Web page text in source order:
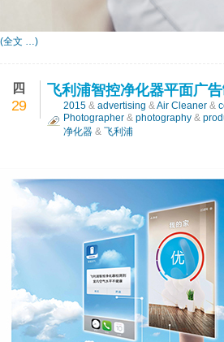
(全文 …)
四
29
飞利浦智控净化器平面广
2015 & advertising &Air Cleaner &
Photographer & photography &
净化器 & 飞利浦